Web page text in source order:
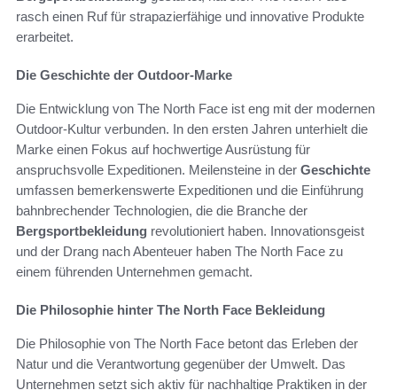
rasch einen Ruf für strapazierfähige und innovative Produkte
erarbeitet.
Die Geschichte der Outdoor-Marke
Die Entwicklung von The North Face ist eng mit der modernen
Outdoor-Kultur verbunden. In den ersten Jahren unterhielt die
Marke einen Fokus auf hochwertige Ausrüstung für
anspruchsvolle Expeditionen. Meilensteine in der Geschichte
umfassen bemerkenswerte Expeditionen und die Einführung
bahnbrechender Technologien, die die Branche der
Bergsportbekleidung revolutioniert haben. Innovationsgeist
und der Drang nach Abenteuer haben The North Face zu
einem führenden Unternehmen gemacht.
Die Philosophie hinter The North Face Bekleidung
Die Philosophie von The North Face betont das Erleben der
Natur und die Verantwortung gegenüber der Umwelt. Das
Unternehmen setzt sich aktiv für nachhaltige Praktiken in der